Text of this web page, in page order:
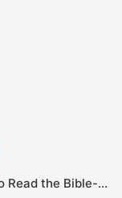
성경을 바르게 읽는 법The Right Way to Read the Bible-김동원목사-눅 Luke11:45 -260726